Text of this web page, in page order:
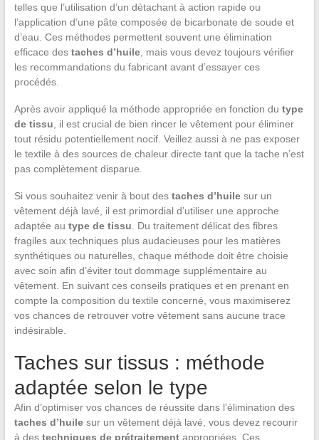
telles que l’utilisation d’un détachant à action rapide ou
l’application d’une pâte composée de bicarbonate de soude et
d’eau. Ces méthodes permettent souvent une élimination
efficace des taches d’huile, mais vous devez toujours vérifier
les recommandations du fabricant avant d’essayer ces
procédés.
Après avoir appliqué la méthode appropriée en fonction du type
de tissu , il est crucial de bien rincer le vêtement pour éliminer
tout résidu potentiellement nocif. Veillez aussi à ne pas exposer
le textile à des sources de chaleur directe tant que la tache n’est
pas complètement disparue.
Si vous souhaitez venir à bout des taches d’huilesur un
vêtement déjà lavé, il est primordial d’utiliser une approche
adaptée au type de tissu . Du traitement délicat des fibres
fragiles aux techniques plus audacieuses pour les matières
synthétiques ou naturelles, chaque méthode doit être choisie
avec soin afin d’éviter tout dommage supplémentaire au
vêtement. En suivant ces conseils pratiques et en prenant en
compte la composition du textile concerné, vous maximiserez
vos chances de retrouver votre vêtement sans aucune trace
indésirable.
Taches sur tissus : méthode
adaptée selon le type
Afin d’optimiser vos chances de réussite dans l’élimination des
taches d’huilesur un vêtement déjà lavé, vous devez recourir
à des techniques de prétraitementappropriées. Ces